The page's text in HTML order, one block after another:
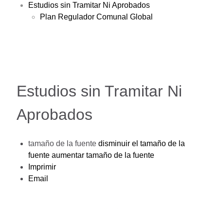
Estudios sin Tramitar Ni Aprobados
Plan Regulador Comunal Global
Estudios sin Tramitar Ni
Aprobados
tamaño de la fuente disminuir el tamaño de la
fuente aumentar tamaño de la fuente
Imprimir
Email